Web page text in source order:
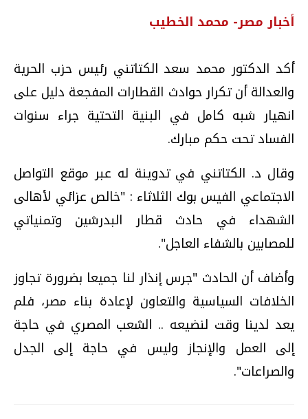
أخبار مصر- محمد الخطيب
أكد الدكتور محمد سعد الكتاتني رئيس حزب الحرية
والعدالة أن تكرار حوادث القطارات المفجعة دليل على
انهيار شبه كامل في البنية التحتية جراء سنوات
الفساد تحت حكم مبارك.
وقال د. الكتاتني في تدوينة له عبر موقع التواصل
الاجتماعي الفيس بوك الثلاثاء : "خالص عزائي لأهالى
الشهداء في حادث قطار البدرشين وتمنياتي
للمصابين بالشفاء العاجل".
وأضاف أن الحادث "جرس إنذار لنا جميعا بضرورة تجاوز
الخلافات السياسية والتعاون لإعادة بناء مصر، فلم
يعد لدينا وقت لنضيعه .. الشعب المصري في حاجة
إلى العمل والإنجاز وليس في حاجة إلى الجدل
والصراعات".